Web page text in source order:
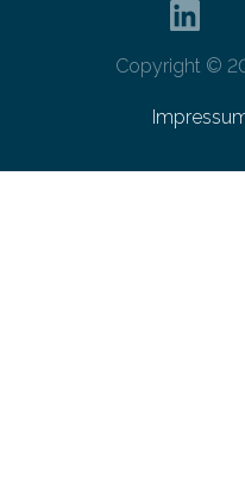
Copyright ©